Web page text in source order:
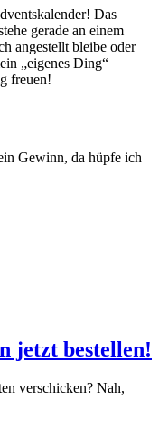
Das
gerade an einem
angestellt bleibe oder
„eigenes Ding“
freuen!
Gewinn, da hüpfe ich
jetzt bestellen!
verschicken? Nah,